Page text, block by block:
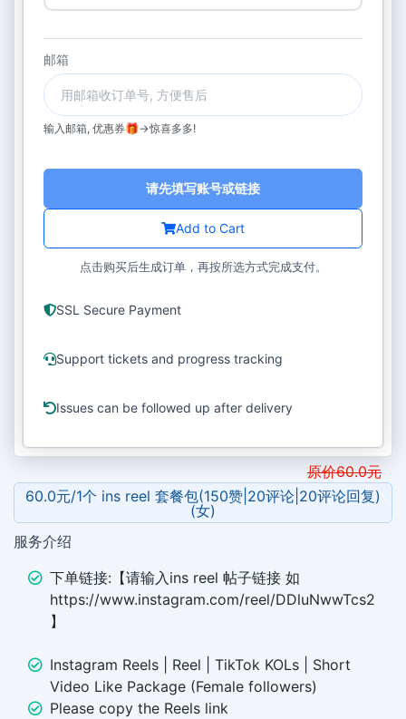
邮箱
输入邮箱, 优惠券🎁->惊喜多多!
Add to Cart
请先填写账号或链接
点击购买后生成订单，再按所选方式完成支付。
SSL Secure Payment
Support tickets and progress tracking
Issues can be followed up after delivery
原价60.0元
60.0元/1个 ins reel 套餐包(150赞|20评论|20评论回复)
(女)
服务介绍
下单链接:【请输入ins reel 帖子链接 如
https://www.instagram.com/reel/DDluNwwTcs2
】
Instagram Reels | Reel | TikTok KOLs | Short
Video Like Package (Female followers)
Please copy the Reels link